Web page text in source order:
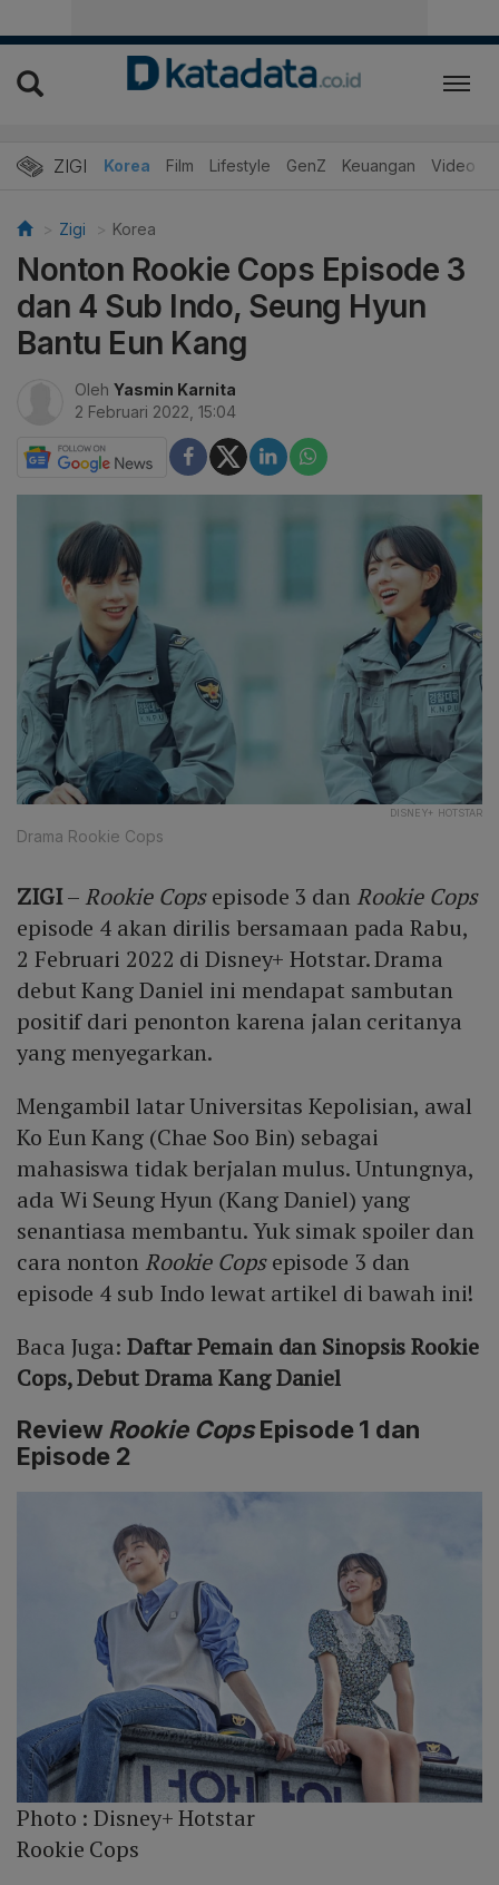
ZIGI
Hits Korea Film Lifestyle GenZ Keuangan Video
Zigi Korea
Nonton Rookie Cops Episode 3
dan 4 Sub Indo, Seung Hyun
Bantu Eun Kang
Oleh Yasmin Karnita
2 Februari 2022, 15:04
DISNEY+ HOTSTAR
Drama Rookie Cops
ZIGI– Rookie Copsepisode 3 dan Rookie Cops
episode 4 akan dirilis bersamaan pada Rabu,
2 Februari 2022 di Disney+ Hotstar. Drama
debut Kang Daniel ini mendapat sambutan
positif dari penonton karena jalan ceritanya
yang menyegarkan.
Mengambil latar Universitas Kepolisian, awal
Ko Eun Kang (Chae Soo Bin) sebagai
mahasiswa tidak berjalan mulus. Untungnya,
ada Wi Seung Hyun (Kang Daniel) yang
senantiasa membantu. Yuk simak spoiler dan
cara nonton Rookie Copsepisode 3 dan
episode 4 sub Indo lewat artikel di bawah ini!
Baca Juga: Daftar Pemain dan Sinopsis Rookie
Cops, Debut Drama Kang Daniel
Review Rookie CopsEpisode 1 dan
Episode 2
Photo :Disney+ Hotstar
Rookie Cops